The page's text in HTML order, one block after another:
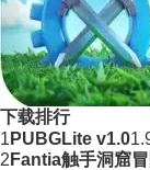
下载排行
1 PUBGLite v1.0
2 Fantia触手洞窟